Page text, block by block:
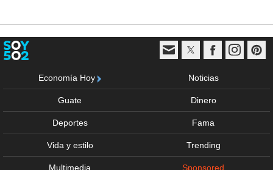
Economía Hoy Noticias
Guate Dinero
Deportes Fama
Vida y estilo Trending
Multimedia Sponsored